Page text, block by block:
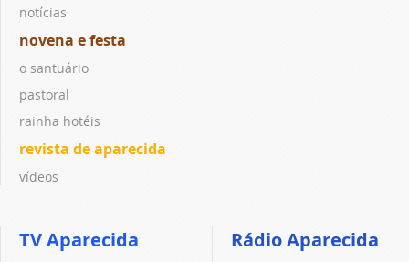
notícias
novena e festa
o santuário
pastoral
rainha hotéis
revista de aparecida
vídeos
TV Aparecida Rádio Aparecida